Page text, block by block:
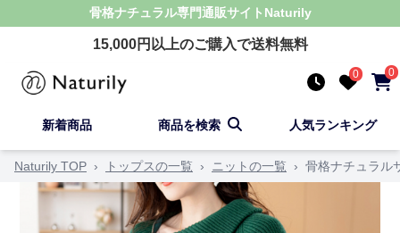
骨格ナチュラル専門通販サイト Naturily
15,000円以上のご購入で送料無料
0 0
新着商品 商品を検索 人気ランキング
Naturily TOP › トップスの一覧 › ニットの一覧 › 骨格ナチュラル